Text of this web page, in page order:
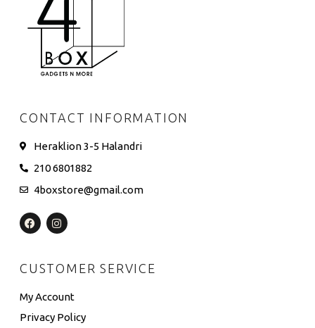
CONTACT INFORMATION
Heraklion 3-5 Halandri
210 6801882
4boxstore@gmail.com
CUSTOMER SERVICE
My Account
Privacy Policy